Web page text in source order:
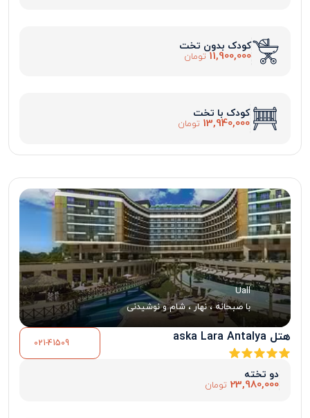
کودک بدون تخت
11,900,000 تومان
کودک با تخت
13,940,000 تومان
Uall
با صبحانه ، نهار ، شام و نوشیدنی
هتل aska Lara Antalya 021-41509
دو تخته
23,980,000 تومان